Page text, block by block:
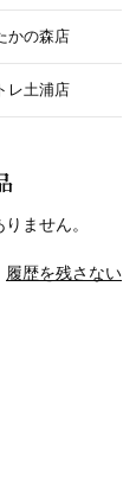
かの森店
レ土浦店
ません。
履歴を残さない